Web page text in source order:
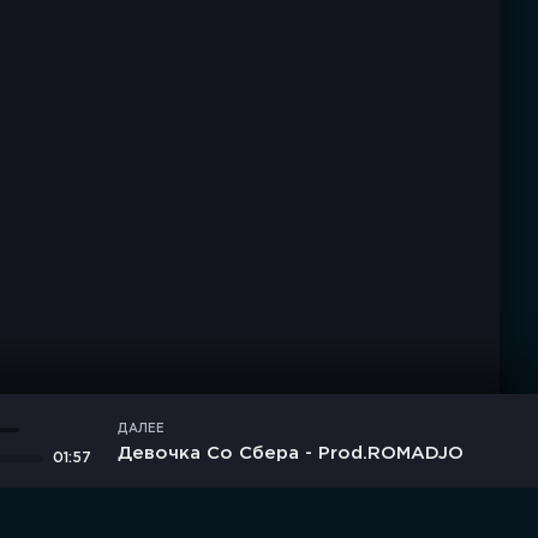
01:57
ДАЛЕЕ
Девочка Со Сбера - Prod.ROMADJO